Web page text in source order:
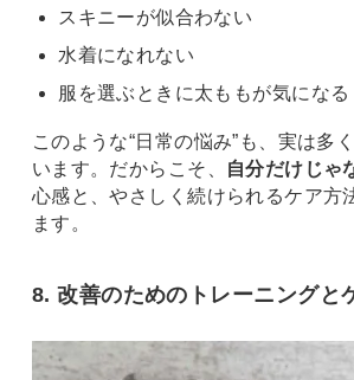
スキニーが似合わない
水着になれない
服を選ぶときに太ももが気になる
このような“日常の悩み”も、実は多
います。だからこそ、
自分だけじゃ
心感と、やさしく続けられるケア方
ます。
8. 改善のためのトレーニングと